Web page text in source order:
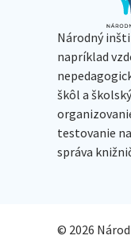
Národný
napríklad
škôl a
testovanie
správa
© 2026